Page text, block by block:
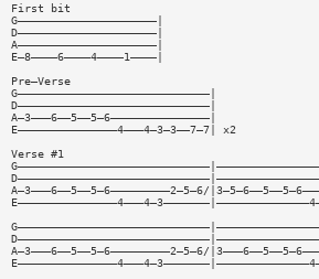
First bit
G—————————————————————|
D—————————————————————|
A—————————————————————|
E—8————6————4————1————|
Pre—Verse
G—————————————————————————————|
D—————————————————————————————|
A—3———6——5——5—6———————————————|
E———————————————4———4—3—3——7—7| x2
Verse #1
A—3———6——5——5—6—————————2—5—6/
A—3———6——5——5—6—————————2—5—6/